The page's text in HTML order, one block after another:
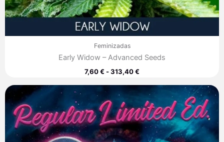
Feminizadas
Early Widow – Advanced Seeds
7,60€-313,40€